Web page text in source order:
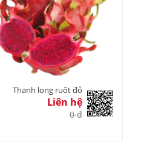
Thanh long ruột đỏ
Liên hệ
0 đ